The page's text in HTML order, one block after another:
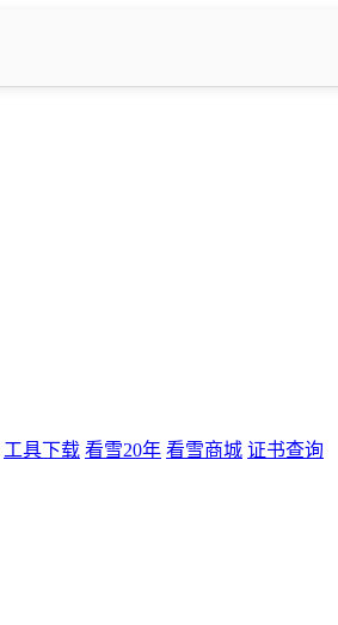
工具下载 看雪20年 看雪商城 证书查询